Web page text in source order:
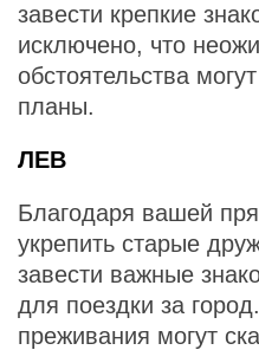
завести крепкие
исключено, что
обстоятельства
планы.
ЛЕВ
Благодаря вашей
укрепить старые
завести важные
для поездки за
преживания могут